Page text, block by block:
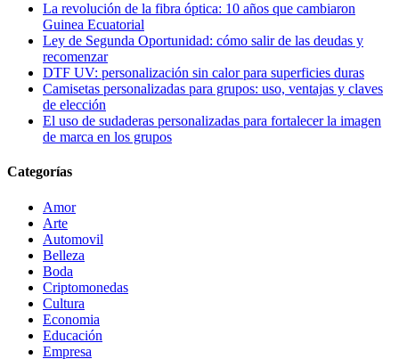
La revolución de la fibra óptica: 10 años que cambiaron
Guinea Ecuatorial
Ley de Segunda Oportunidad: cómo salir de las deudas y
recomenzar
DTF UV: personalización sin calor para superficies duras
Camisetas personalizadas para grupos: uso, ventajas y claves
de elección
El uso de sudaderas personalizadas para fortalecer la imagen
de marca en los grupos
Categorías
Amor
Arte
Automovil
Belleza
Boda
Criptomonedas
Cultura
Economia
Educación
Empresa